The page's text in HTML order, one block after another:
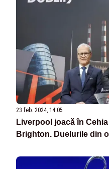
23 feb. 2024, 14:05
Liverpool joacă în
Brighton. Duelurile din